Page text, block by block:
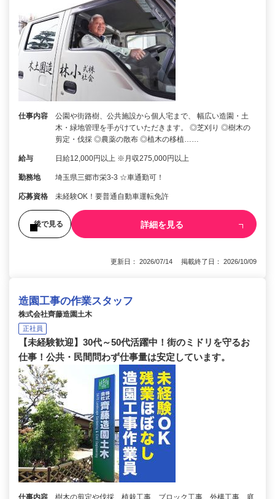
仕事内容
公園や街路樹、公共施設から個人宅まで、 幅広い造園・土
木・緑地管理を手がけていただきます。 ◎芝刈り ◎樹木の
剪定・伐採 ◎農薬の散布 ◎植木の移植……
給与 日給12,000円以上 ※月収275,000円以上
勤務地 埼玉県三郷市栄3-3 ☆車通勤可！
応募資格 未経験OK！要普通自動車運転免許
後で見る 詳細を見る
更新日： 2026/07/14 掲載終了日： 2026/10/09
造園工事の作業スタッフ
株式会社齊藤造園土木
正社員
【未経験歓迎】30代～50代活躍中！街のミドリを守るお
仕事！公共・民間問わず仕事量は安定しています。
仕事内容
樹木の剪定や伐採、植栽工事、ブロック工事、外構工事、庭